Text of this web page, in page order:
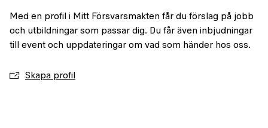
Med en profil i Mitt Försvarsmakten får du förslag på jobb
och utbildningar som passar dig. Du får även inbjudningar
till event och uppdateringar om vad som händer hos oss.
Skapa profil